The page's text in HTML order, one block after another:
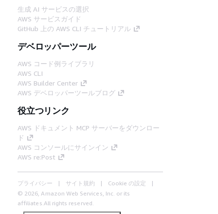
生成 AI サービスの選択
AWS サービスガイド
GitHub 上の AWS CLI チュートリアル
デベロッパーツール
AWS コード例ライブラリ
AWS CLI
AWS Builder Center
AWS デベロッパーツールブログ
役立つリンク
AWS ドキュメント MCP サーバーをダウンロー
ド
AWS コンソールにサインイン
AWS re:Post
プライバシー サイト規約
Cookie の設定
© 2026, Amazon Web Services, Inc. or its
affiliates.All rights reserved.